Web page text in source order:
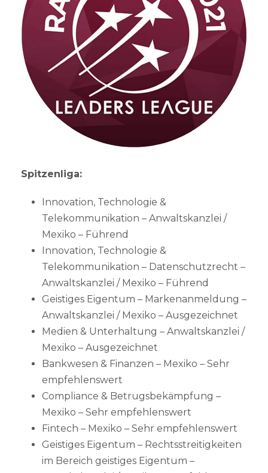
Spitzenliga:
Innovation, Technologie &
Telekommunikation – Anwaltskanzlei /
Mexiko – Führend
Innovation, Technologie &
Telekommunikation – Datenschutzrecht –
Anwaltskanzlei / Mexiko – Führend
Geistiges Eigentum – Markenanmeldung –
Anwaltskanzlei / Mexiko – Ausgezeichnet
Medien & Unterhaltung – Anwaltskanzlei /
Mexiko – Ausgezeichnet
Bankwesen & Finanzen – Mexiko – Sehr
empfehlenswert
Compliance & Betrugsbekämpfung –
Mexiko – Sehr empfehlenswert
Fintech – Mexiko – Sehr empfehlenswert
Geistiges Eigentum – Rechtsstreitigkeiten
im Bereich geistiges Eigentum –